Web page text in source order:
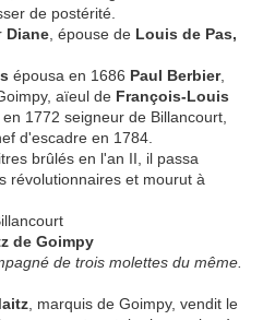
de postérité.
Diane , épouse de Louis de Pas,
épousa en 1686 Paul Berbier,
aïeul de François-Louis
1772 seigneur de Billancourt,
d'escadre en 1784.
brûlés en l'an II, il passa
révolutionnaires et mourut à
de Goimpy
de trois molettes du même.
, marquis de Goimpy, vendit le